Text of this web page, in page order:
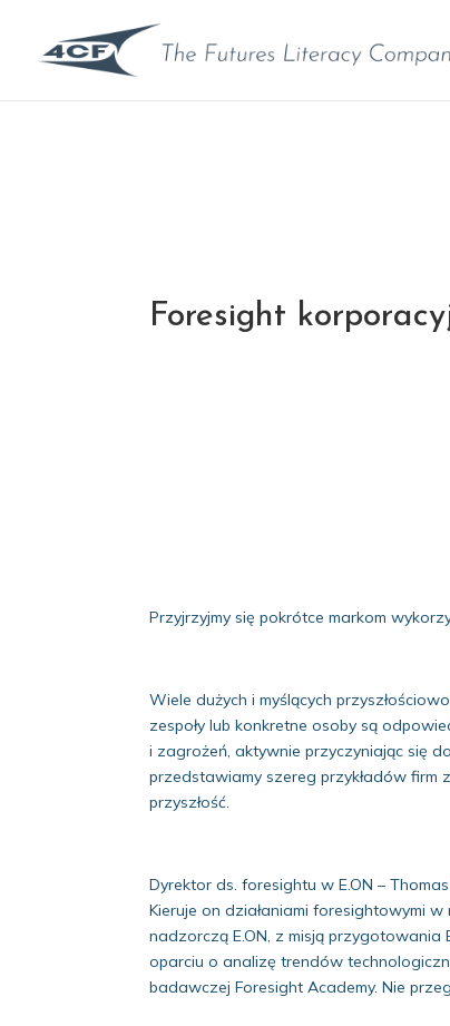
Foresight
Przyjrzyjmy się pokrótce markom
Wiele dużych i myślących
zespoły lub konkretne osoby są
i zagrożeń, aktywnie przyczyniając się
przedstawiamy szereg przykładów firm
przyszłość.
Dyrektor ds. foresightu w E.ON –
Kieruje on działaniami foresightowymi
nadzorczą E.ON, z misją przygotowania
oparciu o analizę trendów
badawczej Foresight Academy. Nie